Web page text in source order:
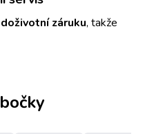
doživotní záruku, takže